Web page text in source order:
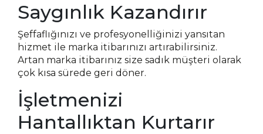
Saygınlık Kazandırır
Şeffaflığınızı ve profesyonelliğinizi yansıtan
hizmet ile marka itibarınızı artırabilirsiniz.
Artan marka itibarınız size sadık müşteri olarak
çok kısa sürede geri döner.
İşletmenizi
Hantallıktan Kurtarır